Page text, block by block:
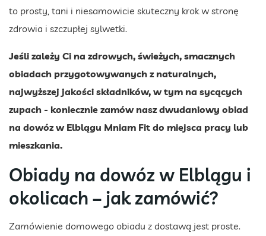
to prosty, tani i niesamowicie skuteczny krok w stronę
zdrowia i szczupłej sylwetki.
Jeśli zależy Ci na zdrowych, świeżych, smacznych
obiadach przygotowywanych z naturalnych,
najwyższej jakości składników, w tym na sycących
zupach - koniecznie zamów nasz dwudaniowy obiad
na dowóz w Elblągu Mniam Fit do miejsca pracy lub
mieszkania.
Obiady na dowóz w Elblągu i
okolicach – jak zamówić?
Zamówienie domowego obiadu z dostawą jest proste.